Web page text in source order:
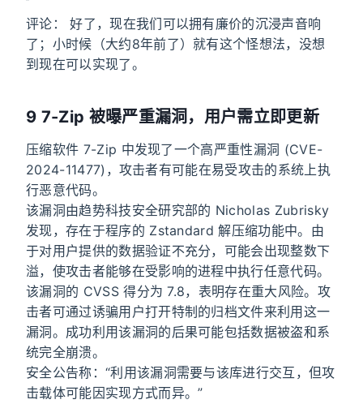
评论： 好了，现在我们可以拥有廉价的沉浸声音响
了；小时候（大约8年前了）就有这个怪想法，没想
到现在可以实现了。
9 7-Zip 被曝严重漏洞，用户需立即更新
压缩软件 7-Zip 中发现了一个高严重性漏洞 (CVE-
2024-11477)，攻击者有可能在易受攻击的系统上执
行恶意代码。
该漏洞由趋势科技安全研究部的 Nicholas Zubrisky
发现，存在于程序的 Zstandard 解压缩功能中。由
于对用户提供的数据验证不充分，可能会出现整数下
溢，使攻击者能够在受影响的进程中执行任意代码。
该漏洞的 CVSS 得分为 7.8，表明存在重大风险。攻
击者可通过诱骗用户打开特制的归档文件来利用这一
漏洞。成功利用该漏洞的后果可能包括数据被盗和系
统完全崩溃。
安全公告称：“利用该漏洞需要与该库进行交互，但攻
击载体可能因实现方式而异。”